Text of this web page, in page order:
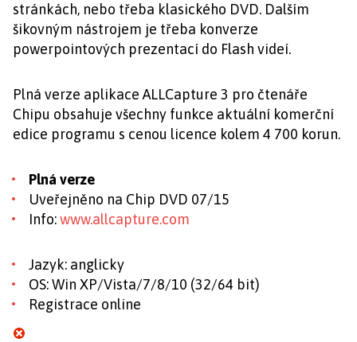
stránkách, nebo třeba klasického DVD. Dalším
šikovným nástrojem je třeba konverze
powerpointových prezentací do Flash videí.
Plná verze aplikace ALLCapture 3 pro čtenáře
Chipu obsahuje všechny funkce aktuální komerční
edice programu s cenou licence kolem 4 700 korun.
Plná verze
Uveřejněno na Chip DVD 07/15
Info:www.allcapture.com
Jazyk: anglicky
OS: Win XP/Vista/7/8/10 (32/64 bit)
Registrace online